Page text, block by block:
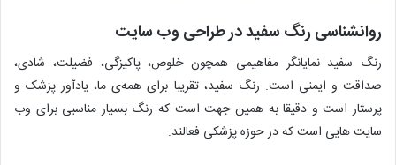
روانشناسی رنگ سفید در طراحی وب سایت
رنگ سفید نمایانگر مفاهیمی همچون خلوص، پاکیزگی، فضیلت، شادی،
صداقت و ایمنی است. رنگ سفید، تقریبا برای همه‌ی ما، یادآور پزشک و
پرستار است و دقیقا به همین جهت است که رنگ بسیار مناسبی برای وب
سایت هایی است که در حوزه پزشکی فعالند.